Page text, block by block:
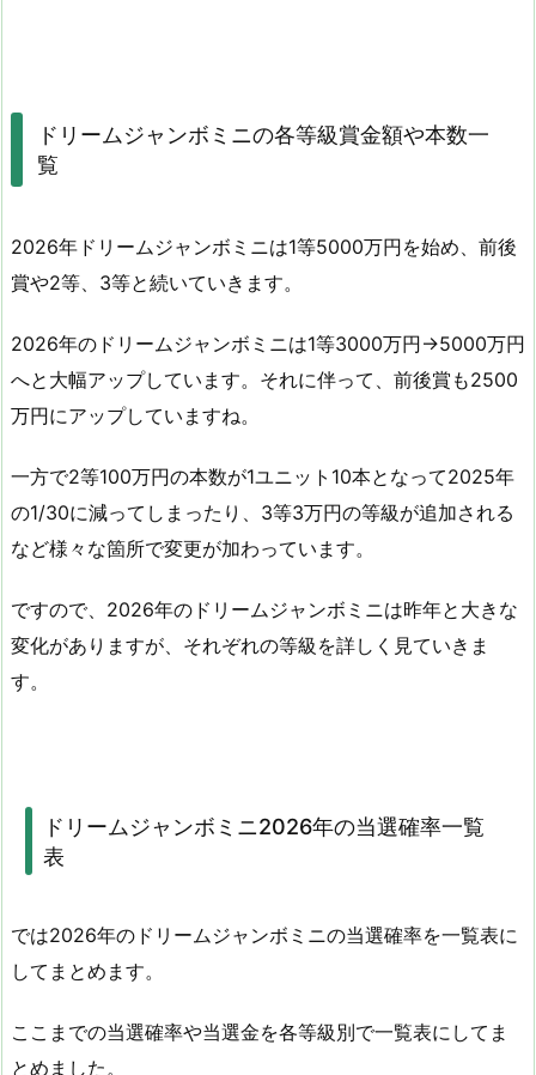
ドリームジャンボミニの各等級賞金額や本数一
覧
2026年ドリームジャンボミニは1等5000万円を始め、前後
賞や2等、3等と続いていきます。
2026年のドリームジャンボミニは1等3000万円→5000万円
へと大幅アップしています。それに伴って、前後賞も2500
万円にアップしていますね。
一方で2等100万円の本数が1ユニット10本となって2025年
の1/30に減ってしまったり、3等3万円の等級が追加される
など様々な箇所で変更が加わっています。
ですので、2026年のドリームジャンボミニは昨年と大きな
変化がありますが、それぞれの等級を詳しく見ていきま
す。
ドリームジャンボミニ2026年の当選確率一覧
表
では2026年のドリームジャンボミニの当選確率を一覧表に
してまとめます。
ここまでの当選確率や当選金を各等級別で一覧表にしてま
とめました。